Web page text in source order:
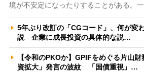
境が不安定になったりすることがある。
5年ぶり改訂の「CGコード」、何が変
説 企業に成長投資の具体的な説…
【令和のPKOか】GPIFをめぐる片山
資拡大」発言の波紋 「国債重視」…